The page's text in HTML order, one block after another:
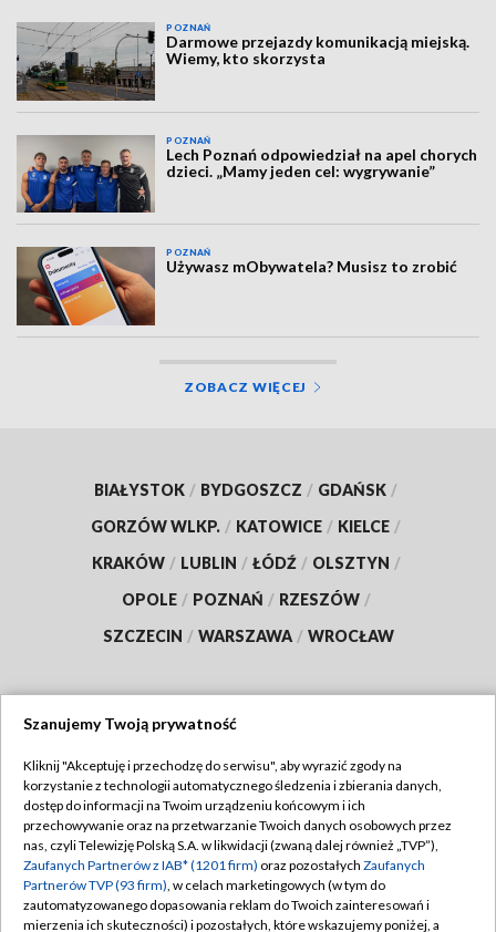
POZNAŃ
Darmowe przejazdy komunikacją miejską.
Wiemy, kto skorzysta
POZNAŃ
Lech Poznań odpowiedział na apel chorych
dzieci. „Mamy jeden cel: wygrywanie”
POZNAŃ
Używasz mObywatela? Musisz to zrobić
ZOBACZ WIĘCEJ
BIAŁYSTOK / BYDGOSZCZ / GDAŃSK /
GORZÓW WLKP. / KATOWICE / KIELCE /
KRAKÓW / LUBLIN / ŁÓDŹ / OLSZTYN /
OPOLE / POZNAŃ / RZESZÓW /
SZCZECIN / WARSZAWA / WROCŁAW
TVP
Abonament TVP
Emisja w TVP
Centrum informacji TVP
Regulamin TVP
Polityka prywatności
Moje zgody
Szanujemy Twoją prywatność
Kliknij "Akceptuję i przechodzę do serwisu", aby wyrazić zgody na
korzystanie z technologii automatycznego śledzenia i zbierania danych,
dostęp do informacji na Twoim urządzeniu końcowym i ich
przechowywanie oraz na przetwarzanie Twoich danych osobowych przez
nas, czyli Telewizję Polską S.A. w likwidacji (zwaną dalej również „TVP”),
Zaufanych Partnerów z IAB* (1201 firm) oraz pozostałych Zaufanych
Partnerów TVP (93 firm), w celach marketingowych (w tym do
zautomatyzowanego dopasowania reklam do Twoich zainteresowań i
mierzenia ich skuteczności) i pozostałych, które wskazujemy poniżej, a